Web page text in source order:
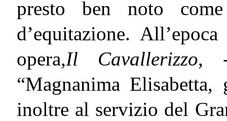
presto ben noto
d’equitazione.
opera,Il Cavallerizzo, -
“Magnanima
inoltre al servizio del